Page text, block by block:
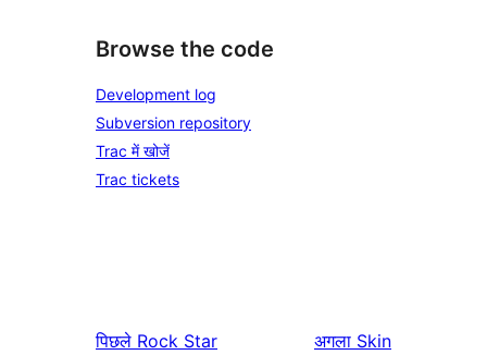
Browse the code
Development log
Subversion repository
Trac में खोजें
Trac tickets
पिछले Rock Star अगला Skin